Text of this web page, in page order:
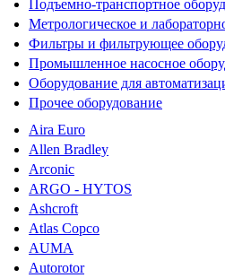
Подъемно-транспортное
Метрологическое и
Фильтры и фильтрующее
Промышленное насосное
Оборудование для
Прочее оборудование
Aira Euro
Allen Bradley
Arconic
ARGO - HYTOS
Ashcroft
Atlas Copco
AUMA
Autorotor